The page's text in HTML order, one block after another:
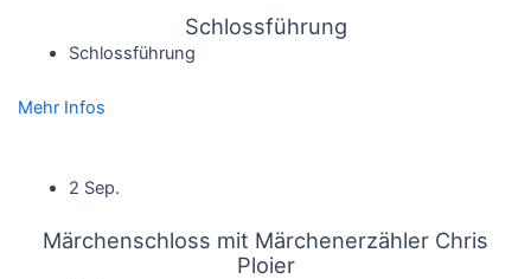
Schlossführung
Schlossführung
Mehr Infos
2 Sep.
Märchenschloss mit Märchenerzähler Chris
Ploier